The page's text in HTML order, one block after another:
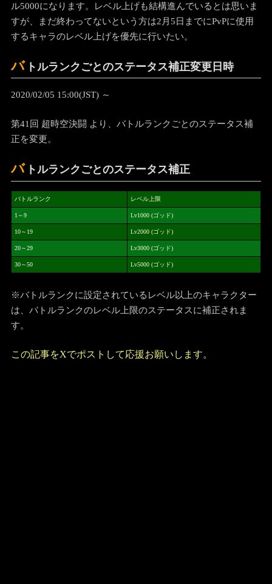
ル5000になります。レベル上げも結構進んでいるとは思いま
すが、まだ終わってないという方は2月5日までにPvPに使用
するキャラのレベル上げを優先に行いたい。
バ トルランクごとのステータス補正変更日時
2020/02/05 15:00(JST) ～
第41回 超時空決闘 より、バトルランクごとのステータス補
正を変更。
バ トルランクごとのステータス補正
バトルランク レベル上限
1～9 Lv1000 (ゴッド)
10～19 Lv2000 (ゴッド)
20～29 Lv3000 (ゴッド)
30～50 Lv5000 (ゴッド)
※バトルランクに設定されているレベル以上のキャラクター
は、バトルランクのレベル上限のステータスに補正されま
す。
この記事をXでポストして応援お願いします。